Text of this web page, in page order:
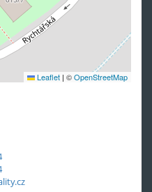
Leaflet | ©OpenStreetMap